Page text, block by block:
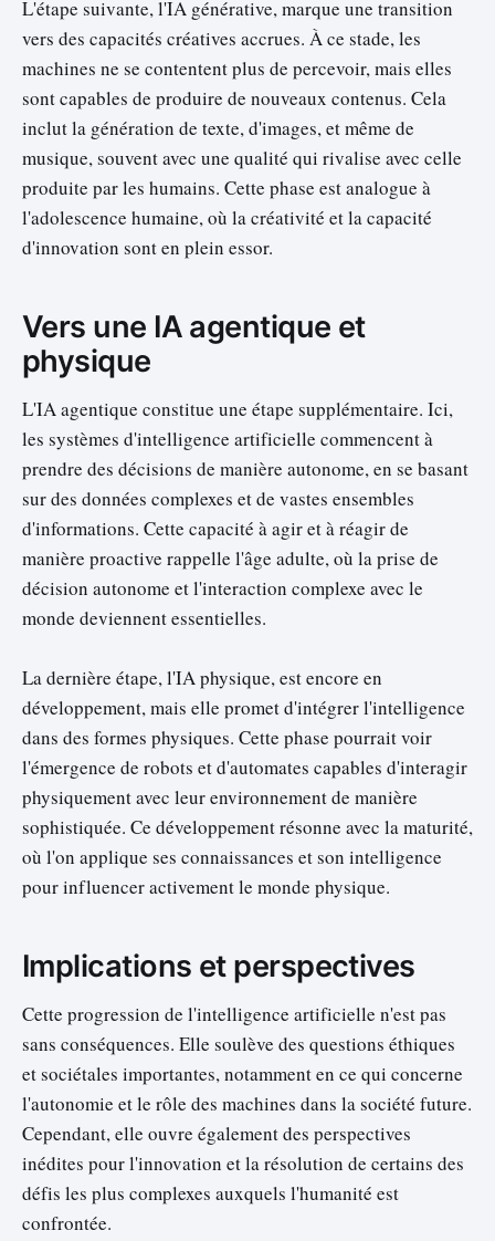
L'étape suivante, l'IA générative, marque une transition
vers des capacités créatives accrues. À ce stade, les
machines ne se contentent plus de percevoir, mais elles
sont capables de produire de nouveaux contenus. Cela
inclut la génération de texte, d'images, et même de
musique, souvent avec une qualité qui rivalise avec celle
produite par les humains. Cette phase est analogue à
l'adolescence humaine, où la créativité et la capacité
d'innovation sont en plein essor.
Vers une IA agentique et
physique
L'IA agentique constitue une étape supplémentaire. Ici,
les systèmes d'intelligence artificielle commencent à
prendre des décisions de manière autonome, en se basant
sur des données complexes et de vastes ensembles
d'informations. Cette capacité à agir et à réagir de
manière proactive rappelle l'âge adulte, où la prise de
décision autonome et l'interaction complexe avec le
monde deviennent essentielles.
La dernière étape, l'IA physique, est encore en
développement, mais elle promet d'intégrer l'intelligence
dans des formes physiques. Cette phase pourrait voir
l'émergence de robots et d'automates capables d'interagir
physiquement avec leur environnement de manière
sophistiquée. Ce développement résonne avec la maturité,
où l'on applique ses connaissances et son intelligence
pour influencer activement le monde physique.
Implications et perspectives
Cette progression de l'intelligence artificielle n'est pas
sans conséquences. Elle soulève des questions éthiques
et sociétales importantes, notamment en ce qui concerne
l'autonomie et le rôle des machines dans la société future.
Cependant, elle ouvre également des perspectives
inédites pour l'innovation et la résolution de certains des
défis les plus complexes auxquels l'humanité est
confrontée.